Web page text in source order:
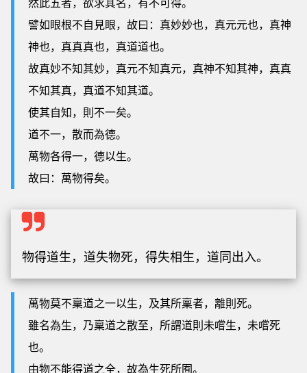
然此五者，欲求其名，有不可得。
譬如眼根不自見眼，故曰：真妙妙也，真元元也，真神
神也，真真真也，真道道也。
故真妙不知其妙，真元不知真元，真神不知其神，真真
不知其真，真道不知其道。
使其自知，則不一矣。
道不一，散而為德。
萬物各得一，德以生。
故曰：萬物得矣。
物得道生，道失物死，得失相生，道同出入。
萬物莫不稟道之一以生，及其所稟者，離則死。
雖名為生，乃稟道之散至，所謂道則未嚐生，未嚐死
也。
由物不能得道之全，故為生死所囿。